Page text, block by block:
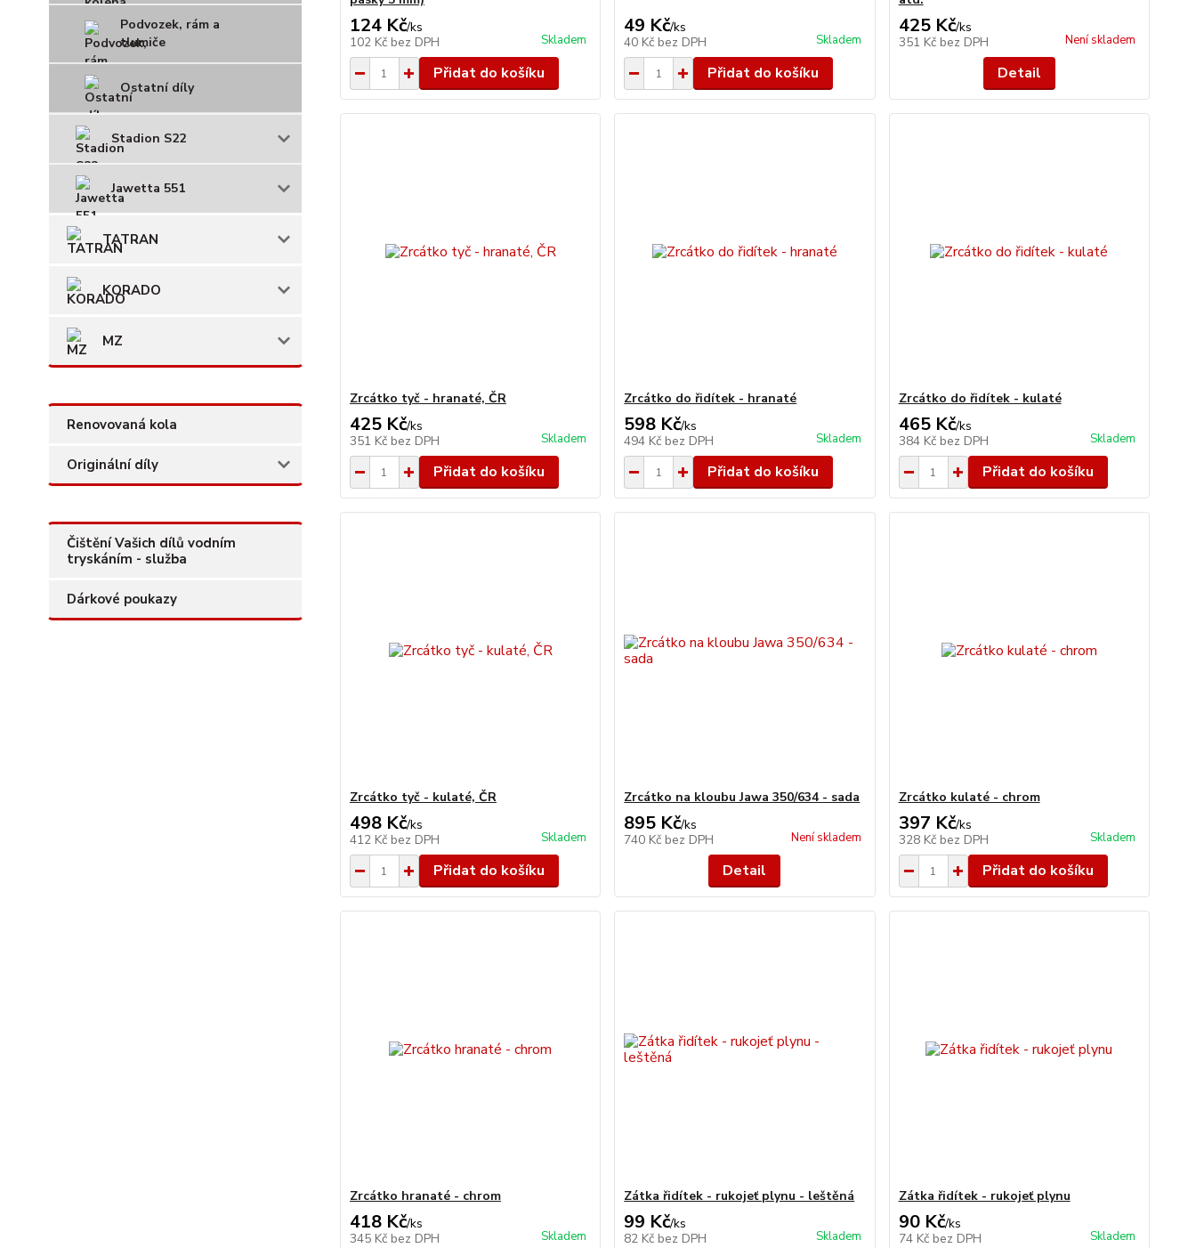
Podvozek, rám a
tlumiče
Ostatní díly
Stadion S22
Jawetta 551
TATRAN
KORADO
MZ
Renovovaná kola
Originální díly
Čištění Vašich dílů vodním
tryskáním - služba
Dárkové poukazy
124 Kč/ks
102 Kč bez DPH Skladem
Přidat do košíku
49 Kč/ks
40 Kč bez DPH Skladem
Přidat do košíku
425 Kč/ks
351 Kč bez DPH Není skladem
Detail
Zrcátko tyč - hranaté, ČR
425 Kč/ks
351 Kč bez DPH Skladem
Přidat do košíku
Zrcátko do řidítek - hranaté
598 Kč/ks
494 Kč bez DPH Skladem
Přidat do košíku
Zrcátko do řidítek - kulaté
465 Kč/ks
384 Kč bez DPH Skladem
Přidat do košíku
Zrcátko tyč - kulaté, ČR
498 Kč/ks
412 Kč bez DPH Skladem
Přidat do košíku
Zrcátko na kloubu Jawa 350/634 - sada
895 Kč/ks
740 Kč bez DPH Není skladem
Detail
Zrcátko kulaté - chrom
397 Kč/ks
328 Kč bez DPH Skladem
Přidat do košíku
Zrcátko hranaté - chrom
418 Kč/ks
345 Kč bez DPH Skladem
Zátka řidítek - rukojeť plynu - leštěná
99 Kč/ks
82 Kč bez DPH Skladem
Zátka řidítek - rukojeť plynu
90 Kč/ks
74 Kč bez DPH Skladem